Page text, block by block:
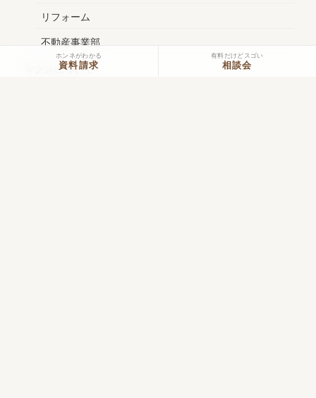
リフォーム
不動産事業部
マクスについて
ホンネがわかる
資料請求
有料だけどスゴい
相談会